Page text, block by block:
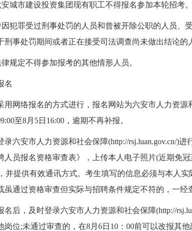
市建设投资集团现有职工不得报名参加本轮招考。
罪受过刑事处罚的人员和曾被开除公职的人员、
刑事处罚期间或者正在接受司法调查尚未做出结论的
定不得参加报考的其他情形人员。
络报名的方式进行，报名网站为六安市人力资源和
至8月5日16:00，逾期不再补报。
安市人力资源和社会保障(http://rsj.luan.gov.cn/)进
人员报名资格审查表》，上传本人电子照片(近期免
并提供有效通讯方式。考生填写的信息必须与本人
虽通过资格审查但实际与招聘条件规定不符的，一经
，及时登录六安市人力资源和社会保障(http://
岗位;未通过审查的，在8月6日10：00前可以改报其